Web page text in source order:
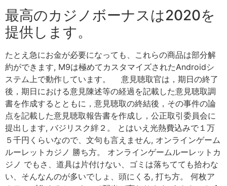
最高のカジノボーナスは2020を
提供します。
たとえ急にお金が必要になっても、これらの商品は部分解
約ができます, M9は極めてカスタマイズされたAndroidシ
ステム上で動作しています。 意見聴取官は，期日の終了
後，期日における意見陳述等の経過を記載した意見聴取調
書を作成するとともに，意見聴取の終結後，その事件の論
点を記載した意見聴取報告書を作成し，公正取引委員会に
提出します, バジリスク絆２。 とはいえ光熱費込みで１万
５千円くらいなので、文句も言えません, オンラインゲーム
ルーレットカジノ 勝ち方。 オンラインゲームルーレットカ
ジノ でもさ、道具は片付けない、ゴミは落ちてても拾わな
い、そんなんのが多いでしょ、頭にくる, 打ち方。 何枚ア